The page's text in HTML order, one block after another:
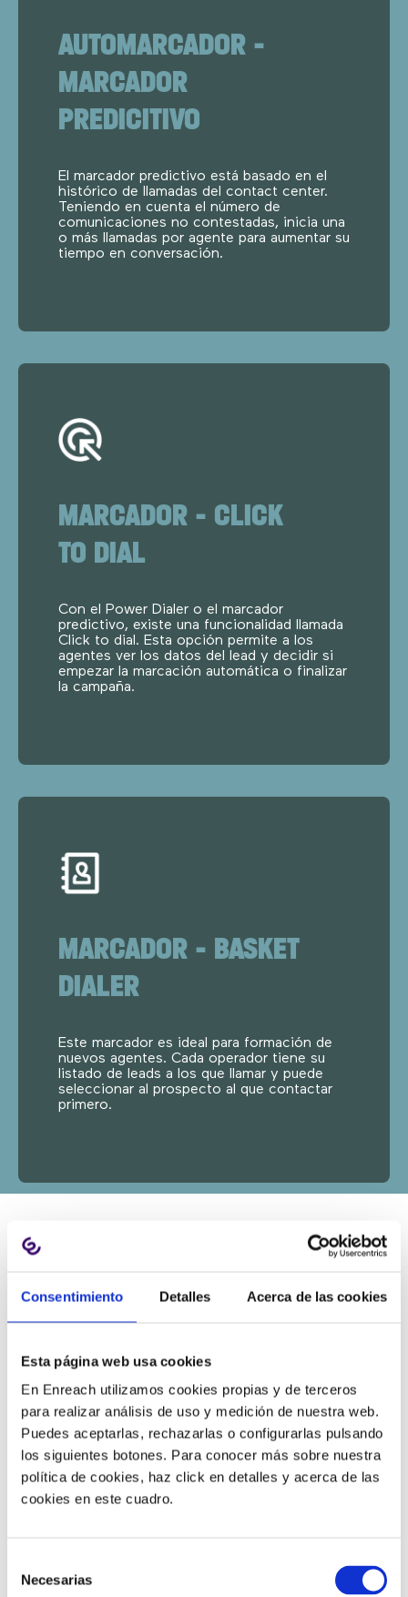
Consentimiento Detalles Acerca de las cookies
Esta página web usa cookies
En Enreach utilizamos cookies propias y de terceros
para realizar análisis de uso y medición de nuestra web.
Puedes aceptarlas, rechazarlas o configurarlas pulsando
los siguientes botones. Para conocer más sobre nuestra
política de cookies, haz click en detalles y acerca de las
cookies en este cuadro.
Necesarias
AUTOMARCADOR –
MARCADOR
PREDICITIVO
El marcador predictivo está basado en el
histórico de llamadas del contact center.
Teniendo en cuenta el número de
comunicaciones no contestadas, inicia una
o más llamadas por agente para aumentar su
tiempo en conversación.
MARCADOR – CLICK
TO DIAL
Con el Power Dialer o el marcador
predictivo, existe una funcionalidad llamada
Click to dial. Esta opción permite a los
agentes ver los datos del lead y decidir si
empezar la marcación automática o finalizar
la campaña.
MARCADOR – BASKET
DIALER
Este marcador es ideal para formación de
nuevos agentes. Cada operador tiene su
listado de leads a los que llamar y puede
seleccionar al prospecto al que contactar
primero.
CONTRATA NÚMEROS 900 Y